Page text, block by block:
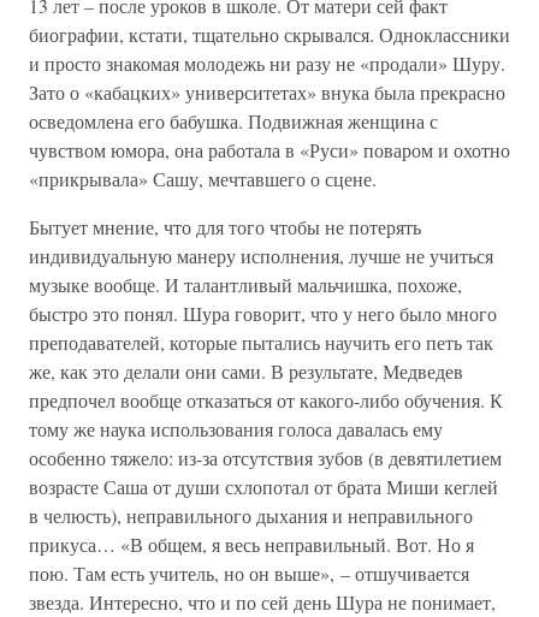
13 лет – после уроков в школе. От матери сей факт
биографии, кстати, тщательно скрывался. Одноклассники
и просто знакомая молодежь ни разу не «продали» Шуру.
Зато о «кабацких» университетах» внука была прекрасно
осведомлена его бабушка. Подвижная женщина с
чувством юмора, она работала в «Руси» поваром и охотно
«прикрывала» Сашу, мечтавшего о сцене.
Бытует мнение, что для того чтобы не потерять
индивидуальную манеру исполнения, лучше не учиться
музыке вообще. И талантливый мальчишка, похоже,
быстро это понял. Шура говорит, что у него было много
преподавателей, которые пытались научить его петь так
же, как это делали они сами. В результате, Медведев
предпочел вообще отказаться от какого-либо обучения. К
тому же наука использования голоса давалась ему
особенно тяжело: из-за отсутствия зубов (в девятилетием
возрасте Саша от души схлопотал от брата Миши кеглей
в челюсть), неправильного дыхания и неправильного
прикуса… «В общем, я весь неправильный. Вот. Но я
пою. Там есть учитель, но он выше», – отшучивается
звезда. Интересно, что и по сей день Шура не понимает,